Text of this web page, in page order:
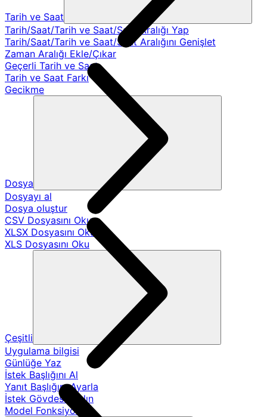
Tarih ve Saat
Tarih/Saat/Tarih ve Saat/Saat Aralığı Yap
Tarih/Saat/Tarih ve Saat/Saat Aralığını Genişlet
Zaman Aralığı Ekle/Çıkar
Geçerli Tarih ve Saat
Tarih ve Saat Farkı
Gecikme
Dosya
Dosyayı al
Dosya oluştur
CSV Dosyasını Oku
XLSX Dosyasını Oku
XLS Dosyasını Oku
Çeşitli
Uygulama bilgisi
Günlüğe Yaz
İstek Başlığını Al
Yanıt Başlığını Ayarla
İstek Gövdesini Alın
Model Fonksiyonları